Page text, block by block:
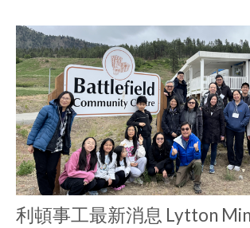
利頓事工最新消息 Lytton